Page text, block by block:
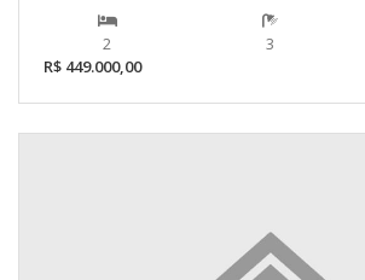
2 3
R$ 449.000,00